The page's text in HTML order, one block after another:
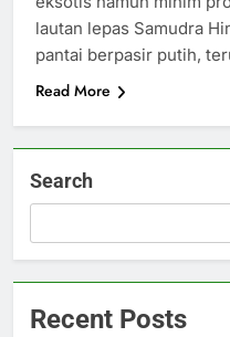
lautan lepas Samudra
pantai berpasir putih,
Read More
Search
Recent Posts